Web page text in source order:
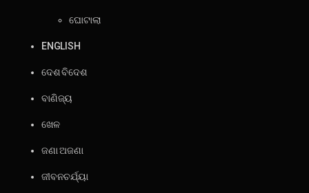
ଘୋଟାଲା
ENGLISH
ଦେଶ ବିଦେଶ
ବାଣିଜ୍ୟ
ଖେଳ
ଜଣା ଅଜଣା
ଜୀବନଚର୍ଯ୍ୟା